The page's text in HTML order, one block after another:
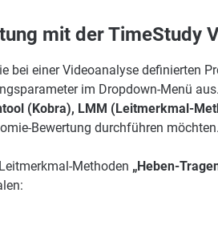
mit der TimeStudy
bei einer Videoanalyse definierten
im Dropdown-Menü
(Kobra), LMM (Leitmerkmal-
Bewertung durchführen
Methoden „Heben-